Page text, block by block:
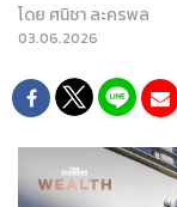
โดย ศนิชา ละครพล
03.06.2026